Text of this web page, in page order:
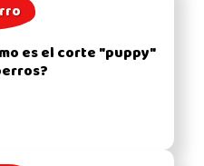
es el corte "puppy"